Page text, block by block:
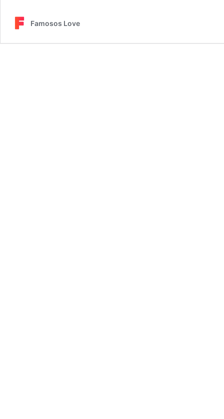
Famosos Love